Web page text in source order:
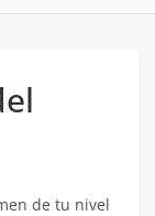
de tu nivel